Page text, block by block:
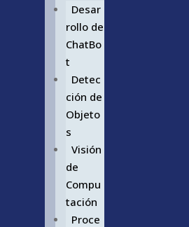
Desar
rollo de
ChatBo
t
Detec
ción de
Objeto
s
Visión
de
Compu
tación
Proce